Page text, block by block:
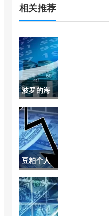
相关推荐
波罗的海
bdi实时指
数查询(波
罗的海指
数实时行
情)
豆粕个人
持仓最大
(豆粕持仓